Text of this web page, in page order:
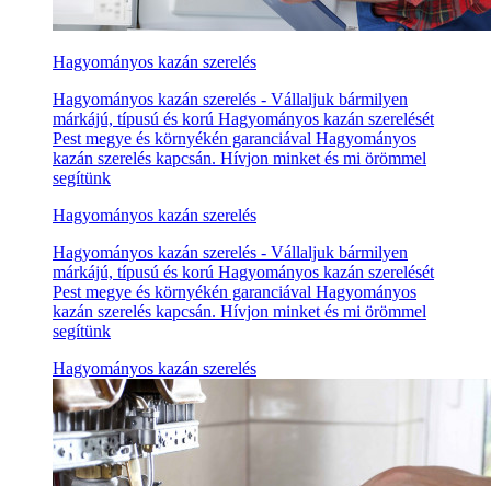
Hagyományos kazán szerelés
Hagyományos kazán szerelés - Vállaljuk bármilyen
márkájú, típusú és korú Hagyományos kazán szerelését
Pest megye és környékén garanciával Hagyományos
kazán szerelés kapcsán. Hívjon minket és mi örömmel
segítünk
Hagyományos kazán szerelés
Hagyományos kazán szerelés - Vállaljuk bármilyen
márkájú, típusú és korú Hagyományos kazán szerelését
Pest megye és környékén garanciával Hagyományos
kazán szerelés kapcsán. Hívjon minket és mi örömmel
segítünk
Hagyományos kazán szerelés